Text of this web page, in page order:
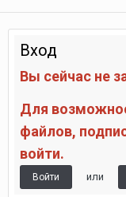
Вход
Вы сейчас не
Для
файлов,
войти.
Войти или